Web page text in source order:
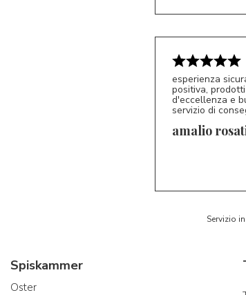
esperienza
positiva, prodotti
d'eccellenza e
servizio di
amalio
Servizio
Spiskammer
Oster